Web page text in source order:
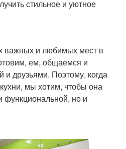
стильное и уютное
важных и любимых мест в
ем, общаемся и
друзьями. Поэтому, когда
мы хотим, чтобы она
функциональной, но и